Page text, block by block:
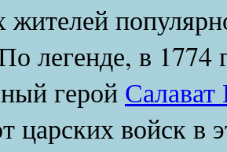
легенде, в
герой
царских войск в